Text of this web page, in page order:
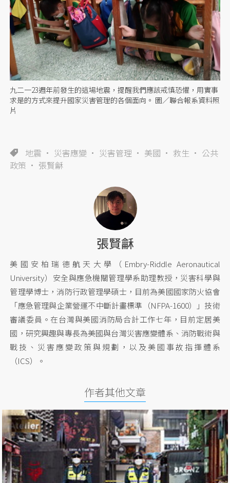
九二一23週年前發生的這場地震，提醒我們應該戒慎恐懼，用實事
求是的方式來提升國家災害管理的各個面向。 圖／聯合報系資料照
片
地震 災害應變 災害管理 美國 救生
公共
政策
張賢龢
張賢龢
美國安柏瑞德航天大學（Embry-Riddle Aeronautical
University）安全與應急機關管理學系助理教授，災害科學與
管理學博士，消防行政管理學碩士，目前為美國國家防火協會
「應急管理與企業營運不中斷計畫標準（NFPA-1600）」技術
審議委員。在台灣與美國消防局合計工作七年，目前定居美
國，研究興趣與專長為美國與台灣災害應變體系、消防戰術與
戰技、災害應變政策與規劃，以及美國事故指揮體系
（ICS）。
作者其他文章